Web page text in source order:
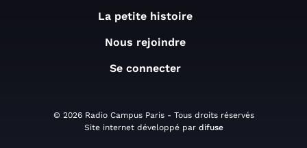
La petite histoire
Nous rejoindre
Se connecter
© 2026 Radio Campus Paris - Tous droits réservés
Site internet développé par difuse